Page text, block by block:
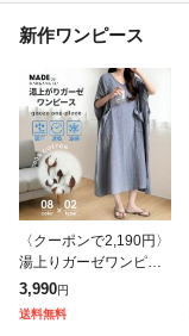
新作ワンピース
〈クーポンで2,190円〉
湯上りガーゼワンピー
ス ガーゼ ワンピース
湯上りワンピ タオルワ
ンピ ガーゼ ルームワン
3,990円
送料無料